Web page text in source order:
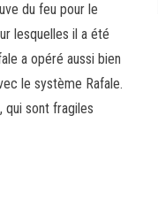
du feu pour le
lesquelles il a été
a opéré aussi bien
le système Rafale.
qui sont fragiles